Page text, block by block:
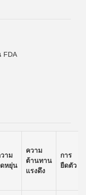
FDA
าม
หยุ่น
ความ
ต้านทาน
แรงดึง
การ
ยืดตัว